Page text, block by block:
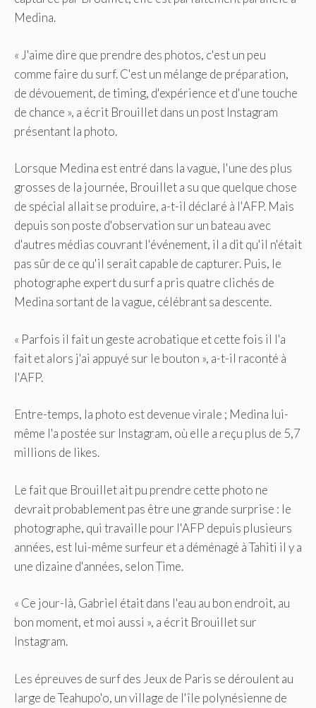
Medina.
« J'aime dire que prendre des photos, c'est un peu
comme faire du surf. C'est un mélange de préparation,
de dévouement, de timing, d'expérience et d'une touche
de chance », a écrit Brouillet dans un post Instagram
présentant la photo.
Lorsque Medina est entré dans la vague, l'une des plus
grosses de la journée, Brouillet a su que quelque chose
de spécial allait se produire, a-t-il déclaré à l'AFP. Mais
depuis son poste d'observation sur un bateau avec
d'autres médias couvrant l'événement, il a dit qu'il n'était
pas sûr de ce qu'il serait capable de capturer. Puis, le
photographe expert du surf a pris quatre clichés de
Medina sortant de la vague, célébrant sa descente.
« Parfois il fait un geste acrobatique et cette fois il l'a
fait et alors j'ai appuyé sur le bouton », a-t-il raconté à
l'AFP.
Entre-temps, la photo est devenue virale ; Medina lui-
même l'a postée sur Instagram, où elle a reçu plus de 5,7
millions de likes.
Le fait que Brouillet ait pu prendre cette photo ne
devrait probablement pas être une grande surprise : le
photographe, qui travaille pour l'AFP depuis plusieurs
années, est lui-même surfeur et a déménagé à Tahiti il ​​y a
une dizaine d'années, selon Time.
« Ce jour-là, Gabriel était dans l'eau au bon endroit, au
bon moment, et moi aussi », a écrit Brouillet sur
Instagram.
Les épreuves de surf des Jeux de Paris se déroulent au
large de Teahupo'o, un village de l'île polynésienne de